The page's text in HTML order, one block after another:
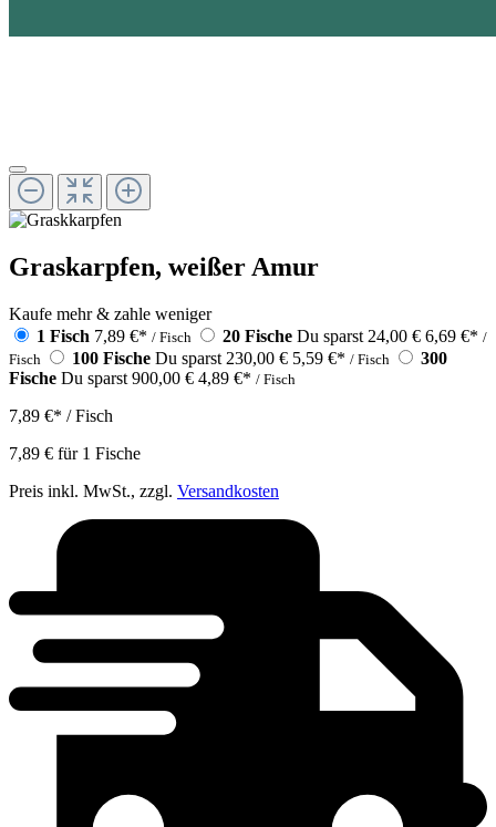
Graskarpfen, weißer Amur
Kaufe mehr & zahle weniger
1 Fisch 7,89 €* / Fisch 20 Fische Du sparst 24,00 € 6,69 €* /
Fisch
100 Fische Du sparst 230,00 € 5,59 €* / Fisch
300
Fische Du sparst 900,00 € 4,89 €* / Fisch
7,89 €* / Fisch
7,89 € für 1 Fische
Preis inkl. MwSt., zzgl. Versandkosten